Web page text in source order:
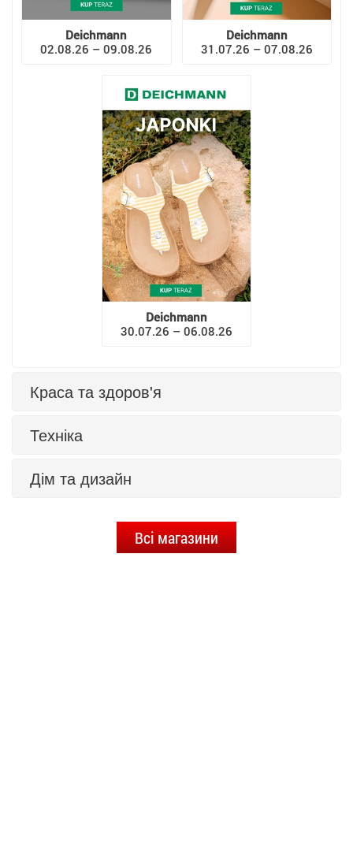
Deichmann
02.08.26 – 09.08.26
Deichmann
31.07.26 – 07.08.26
Deichmann
30.07.26 – 06.08.26
Краса та здоров'я
Техніка
Дім та дизайн
Всі магазини